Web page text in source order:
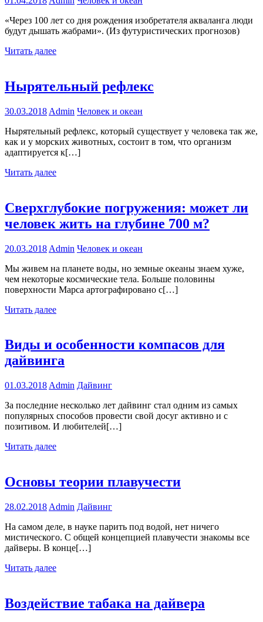
«Через 100 лет со дня рождения изобретателя акваланга люди
будут дышать жабрами». (Из футуристических прогнозов)
Читать далее
Нырятельный рефлекс
30.03.2018 Admin Человек и океан
Нырятельный рефлекс, который существует у человека так же,
как и у морских животных, состоит в том, что организм
адаптируется к[…]
Читать далее
Сверхглубокие погружения: может ли
человек жить на глубине 700 м?
20.03.2018 Admin Человек и океан
Мы живем на планете воды, но земные океаны знаем хуже,
чем некоторые космические тела. Больше половины
поверхности Марса артографировано с[…]
Читать далее
Виды и особенности компасов для
дайвинга
01.03.2018 Admin Дайвинг
За последние несколько лет дайвинг стал одним из самых
популярных способов провести свой досуг активно и с
позитивом. И любителей[…]
Читать далее
Основы теории плавучести
28.02.2018 Admin Дайвинг
На самом деле, в науке парить под водой, нет ничего
мистического. С общей концепцией плавучести знакомы все
дайверы. В конце[…]
Читать далее
Воздействие табака на дайвера